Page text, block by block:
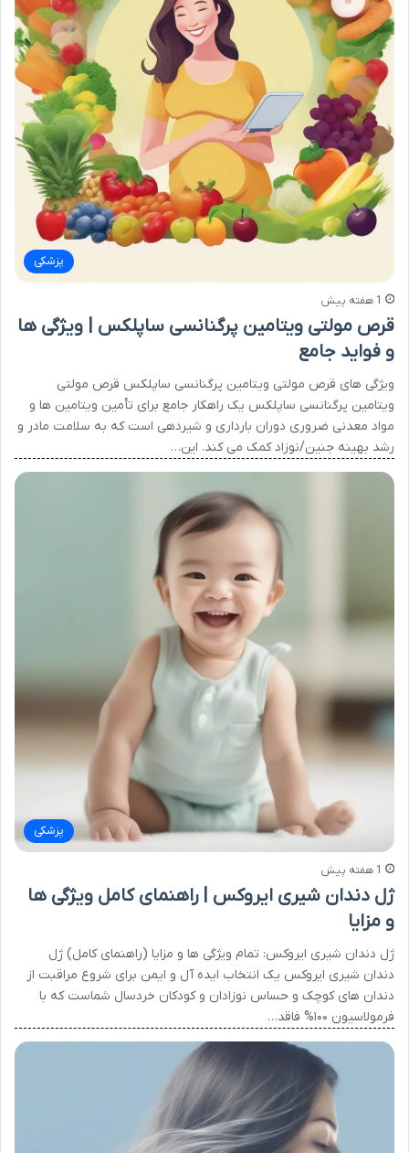
پزشکی
1 هفته پیش
قرص مولتی ویتامین پرگنانسی ساپلکس | ویژگی ها
و فواید جامع
ویژگی های قرص مولتی ویتامین پرگنانسی ساپلکس قرص مولتی
ویتامین پرگنانسی ساپلکس یک راهکار جامع برای تأمین ویتامین ها و
مواد معدنی ضروری دوران بارداری و شیردهی است که به سلامت مادر و
رشد بهینه جنین/نوزاد کمک می کند. این…
پزشکی
1 هفته پیش
ژل دندان شیری ایروکس | راهنمای کامل ویژگی ها
و مزایا
ژل دندان شیری ایروکس: تمام ویژگی ها و مزایا (راهنمای کامل) ژل
دندان شیری ایروکس یک انتخاب ایده آل و ایمن برای شروع مراقبت از
دندان های کوچک و حساس نوزادان و کودکان خردسال شماست که با
فرمولاسیون ۱۰۰% فاقد…